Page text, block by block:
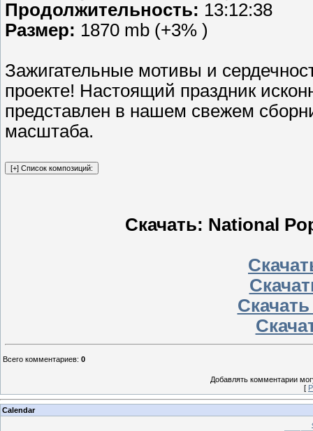
Продолжительность: 13:12:38
Размер: 1870 mb (+3% )
Зажигательные мотивы и
проекте! Настоящий праздник
представлен в нашем свежем
масштаба.
Скачать: National
Всего комментариев: 0
Добавлять комментарии
[
Calendar